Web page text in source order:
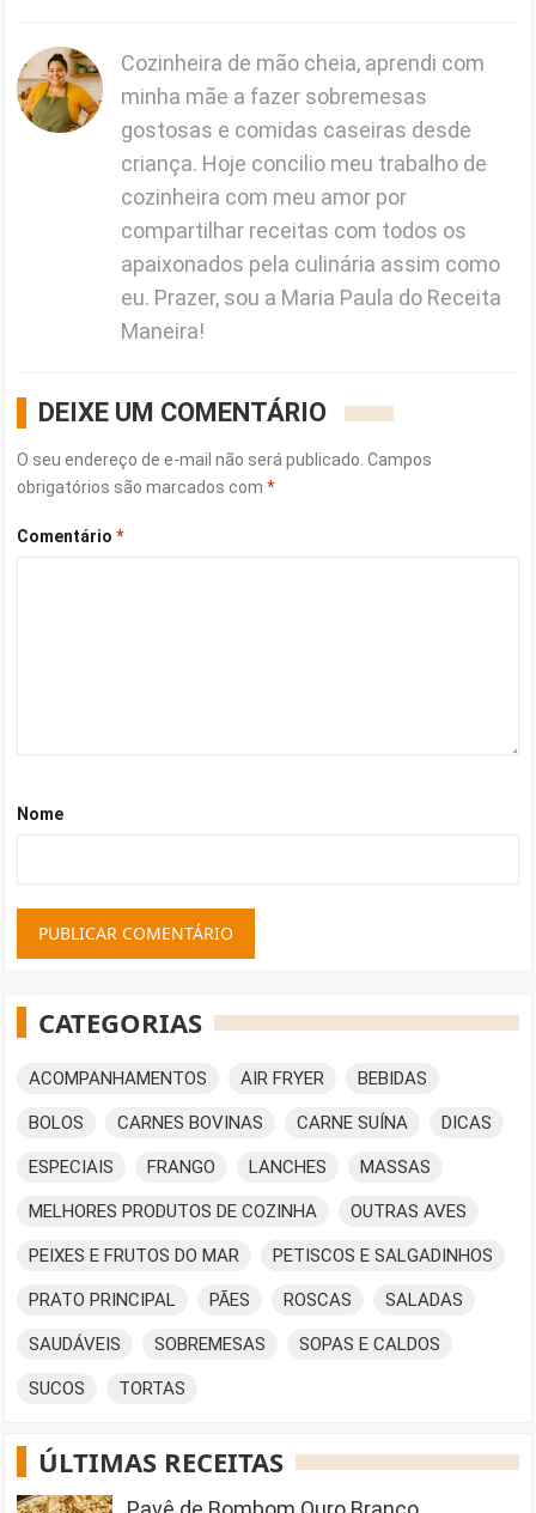
Cozinheira de mão cheia, aprendi com
minha mãe a fazer sobremesas
gostosas e comidas caseiras desde
criança. Hoje concilio meu trabalho de
cozinheira com meu amor por
compartilhar receitas com todos os
apaixonados pela culinária assim como
eu. Prazer, sou a Maria Paula do Receita
Maneira!
DEIXE UM COMENTÁRIO
O seu endereço de e-mail não será publicado. Campos
obrigatórios são marcados com*
Comentário*
Nome
CATEGORIAS
ACOMPANHAMENTOS AIR FRYER BEBIDAS
BOLOS CARNES BOVINAS CARNE SUÍNA DICAS
ESPECIAIS FRANGO LANCHES MASSAS
MELHORES PRODUTOS DE COZINHA OUTRAS AVES
PEIXES E FRUTOS DO MAR PETISCOS E SALGADINHOS
PRATO PRINCIPAL PÃES ROSCAS SALADAS
SAUDÁVEIS SOBREMESAS SOPAS E CALDOS
SUCOS TORTAS
ÚLTIMAS RECEITAS